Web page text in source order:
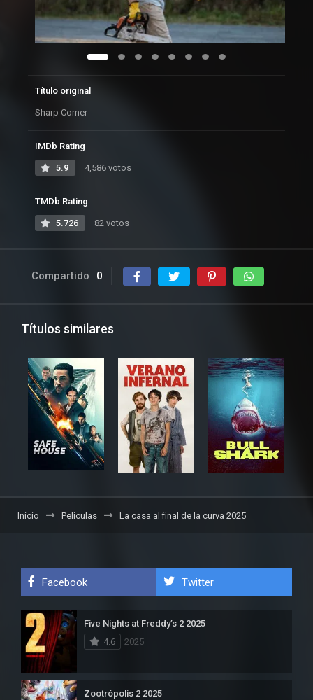
Título original
Sharp Corner
IMDb Rating
5.9 4,586 votos
TMDb Rating
5.726 82 votos
Compartido 0
Títulos similares
Inicio Películas La casa al final de la curva 2025
Facebook Twitter
Five Nights at Freddy’s 2 2025
4.6
2025
Zootrópolis 2 2025